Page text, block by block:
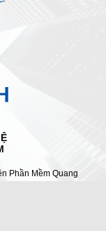
Phần Mềm Quang